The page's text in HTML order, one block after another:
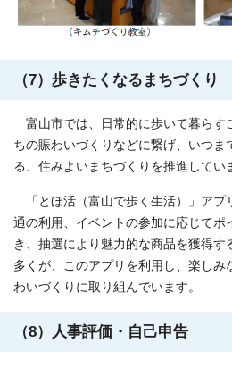
（7）歩きたくなるまちづくり
富山市では、日常的に歩いて暮らす
ちの賑わいづくりなどに繋げ、いつま
る、住みよいまちづくりを推進してい
「とほ活（富山で歩く生活）」アプ
通の利用、イベントの参加に応じてポ
き、抽選により魅力的な商品を獲得
多くが、このアプリを利用し、楽しみ
わいづくりに取り組んでいます。
（8）人事評価・自己申告